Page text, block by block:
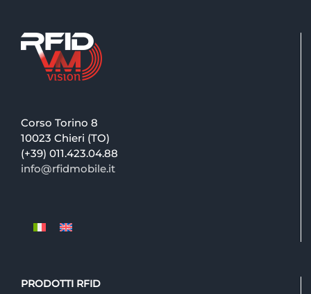
Corso Torino 8
10023 Chieri (TO)
(+39) 011.423.04.88
info@rfidmobile.it
PRODOTTI RFID